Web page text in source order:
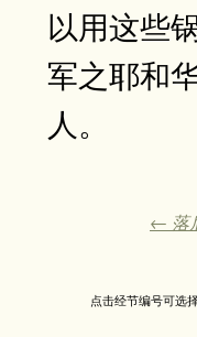
以用这些
军之耶和
人。
← 落
点击经节编号可选